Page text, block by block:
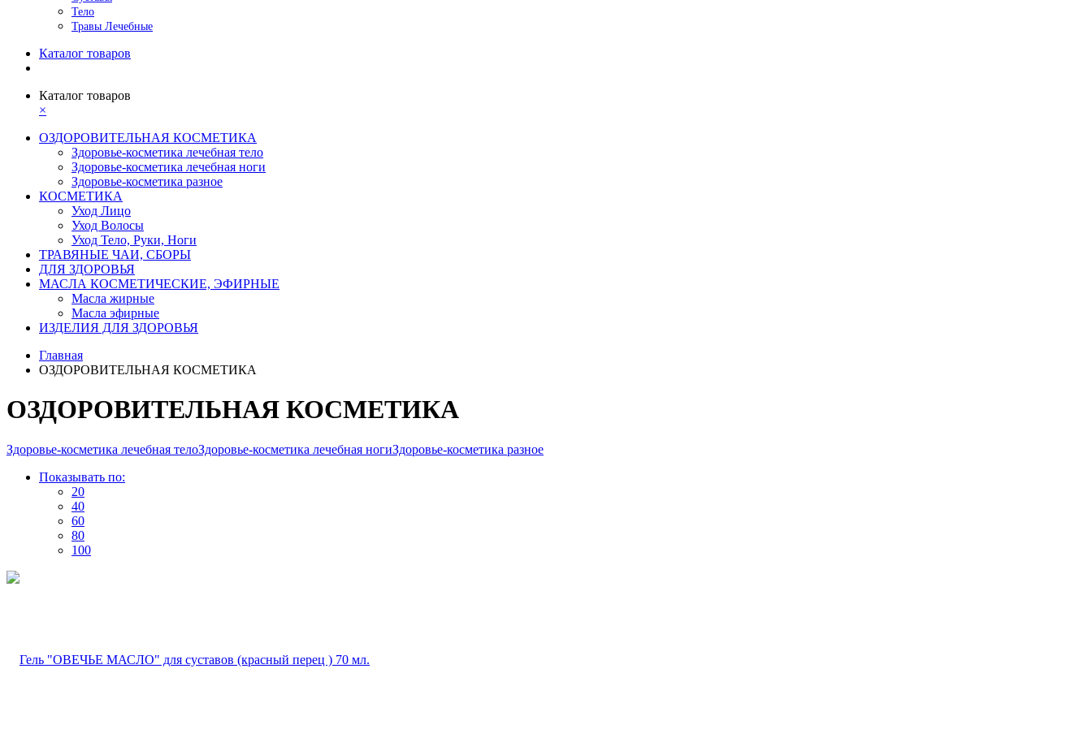
Тело
Травы Лечебные
Каталог товаров
Каталог товаров
×
ОЗДОРОВИТЕЛЬНАЯ КОСМЕТИКА
Здоровье-косметика лечебная тело
Здоровье-косметика лечебная ноги
Здоровье-косметика разное
КОСМЕТИКА
Уход Лицо
Уход Волосы
Уход Тело, Руки, Ноги
ТРАВЯНЫЕ ЧАИ, СБОРЫ
ДЛЯ ЗДОРОВЬЯ
МАСЛА КОСМЕТИЧЕСКИЕ, ЭФИРНЫЕ
Масла жирные
Масла эфирные
ИЗДЕЛИЯ ДЛЯ ЗДОРОВЬЯ
Главная
ОЗДОРОВИТЕЛЬНАЯ КОСМЕТИКА
ОЗДОРОВИТЕЛЬНАЯ КОСМЕТИКА
Здоровье-косметика лечебная телоЗдоровье-косметика лечебная ногиЗдоровье-косметика разное
Показывать по:
20
40
60
80
100